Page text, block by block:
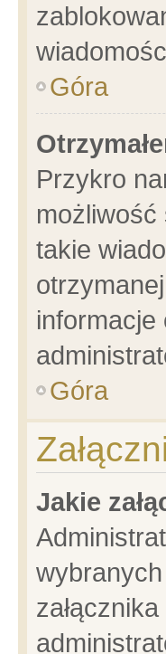
Góra
Przykro
możliwość
takie
informacje
Góra
Jakie